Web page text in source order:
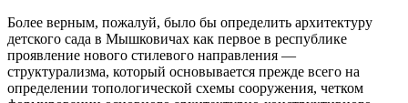
Более верным, пожалуй, было бы определить архитектуру
детского сада в Мышковичах как первое в республике
проявление нового стилевого направления —
структурализма, который основывается прежде всего на
определении топологической схемы сооружения, четком